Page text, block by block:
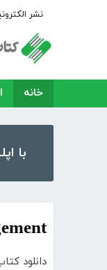
نشر
خانه
با اپلیکیشن
دانلود